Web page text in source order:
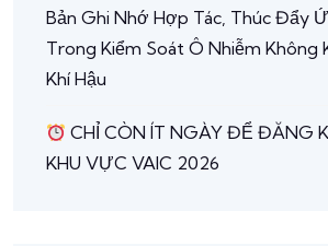
Bản Ghi Nhớ Hợp Tác, Thúc Đẩy
Trong Kiểm Soát Ô Nhiễm Không
Khí Hậu
CHỈ CÒN ÍT NGÀY ĐỂ ĐĂNG
KHU VỰC VAIC 2026